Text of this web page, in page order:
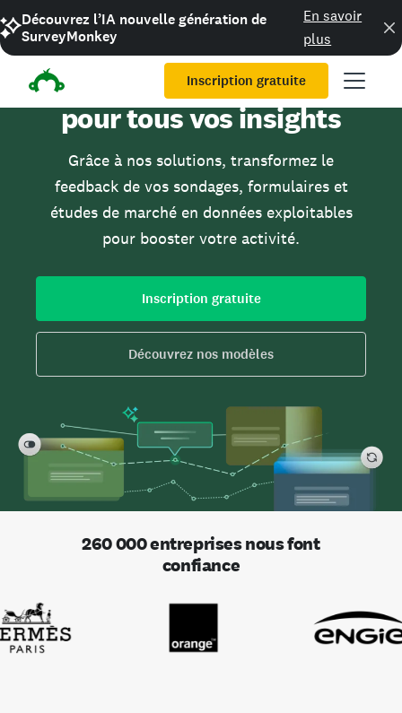
Inscription gratuite
Découvrez l’IA nouvelle génération de
SurveyMonkey
En savoir
plus
Une plateforme unique
pour tous vos insights
Grâce à nos solutions, transformez le
feedback de vos sondages, formulaires et
études de marché en données exploitables
pour booster votre activité.
Inscription gratuite
Découvrez nos modèles
260 000 entreprises nous font
confiance